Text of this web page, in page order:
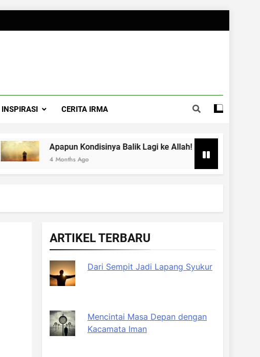
INSPIRASI CERITA IRMA
Apapun Kondisinya Balik Lagi ke Allah!
4 Months Ago 4 Months Ago
ARTIKEL TERBARU
Dari Sempit Jadi Lapang Syukur
Mencintai Masa Depan dengan
Kacamata Iman